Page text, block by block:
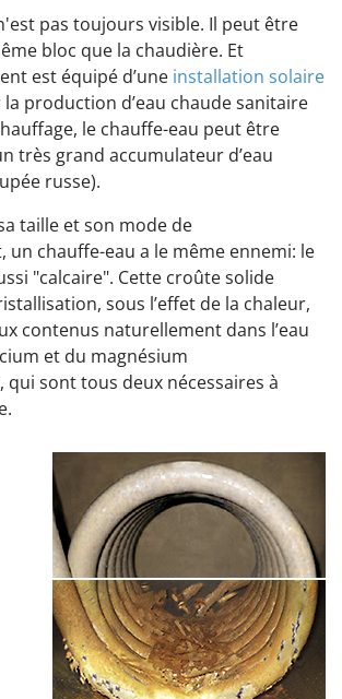
pas toujours visible. Il peut être
bloc que la chaudière. Et
est équipé d’une installation solaire
production d’eau chaude sanitaire
le chauffe-eau peut être
très grand accumulateur d’eau
russe).
taille et son mode de
chauffe-eau a le même ennemi: le
"calcaire". Cette croûte solide
sous l’effet de la chaleur,
contenus naturellement dans l’eau
et du magnésium
qui sont tous deux nécessaires à